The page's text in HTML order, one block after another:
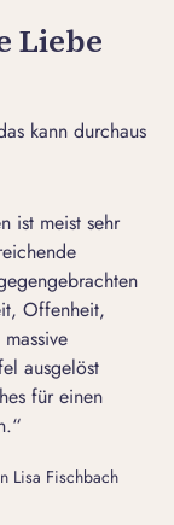
Liebe
kann durchaus
ist meist sehr
Offenheit,
ausgelöst
für einen
Lisa Fischbach